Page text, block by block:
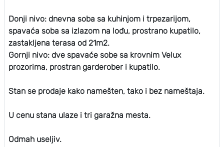
Donji nivo: dnevna soba sa kuhinjom i trpezarijom,
spavaća soba sa izlazom na lođu, prostrano kupatilo,
zastakljena terasa od 21m2.
Gornji nivo: dve spavaće sobe sa krovnim Velux
prozorima, prostran garderober i kupatilo.
Stan se prodaje kako namešten, tako i bez nameštaja.
U cenu stana ulaze i tri garažna mesta.
Odmah useljiv.